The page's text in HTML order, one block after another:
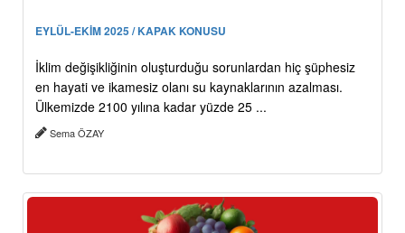
EYLÜL-EKİM 2025 / KAPAK KONUSU
İklim değişikliğinin oluşturduğu sorunlardan hiç şüphesiz
en hayati ve ikamesiz olanı su kaynaklarının azalması.
Ülkemizde 2100 yılına kadar yüzde 25 ...
Sema ÖZAY